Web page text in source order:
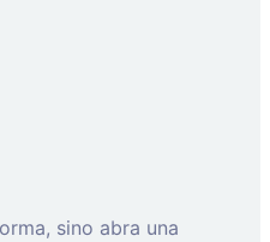
sino abra una